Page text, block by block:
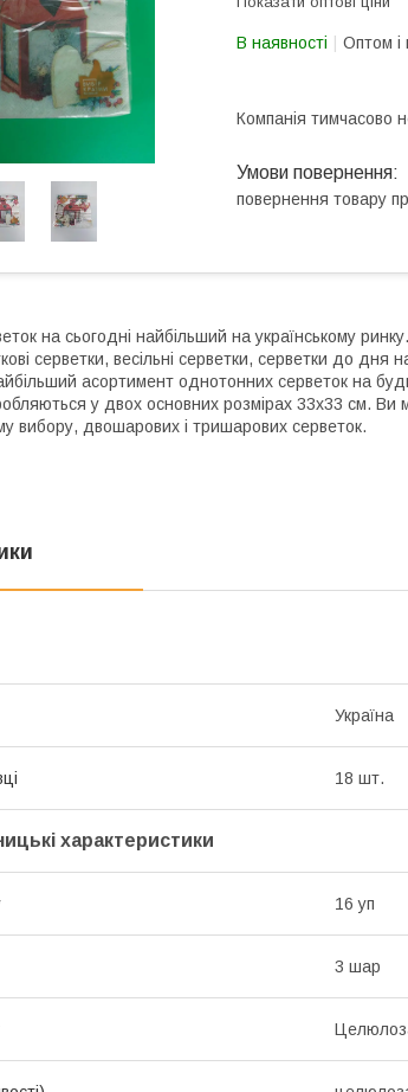
В наявності Оптом і
Компанія тимчасово
повернення товару
на сьогодні найбільший на українському
серветки, весільні серветки, серветки до дня
асортимент однотонних серветок на
у двох основних розмірах 33х33 см. Ви
вибору, двошарових і тришарових серветок.
Україна
18 шт.
характеристики
16 уп
3 шар